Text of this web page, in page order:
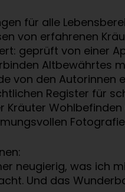
für alle
von erfahrenen
geprüft von einer
Altbewährtes
von den
Register für
Kräuter
neugierig, was ich
Und das